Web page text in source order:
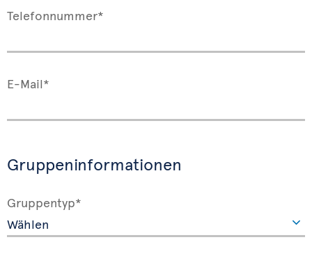
Telefonnummer*
E-Mail*
Gruppeninformationen
Gruppentyp*